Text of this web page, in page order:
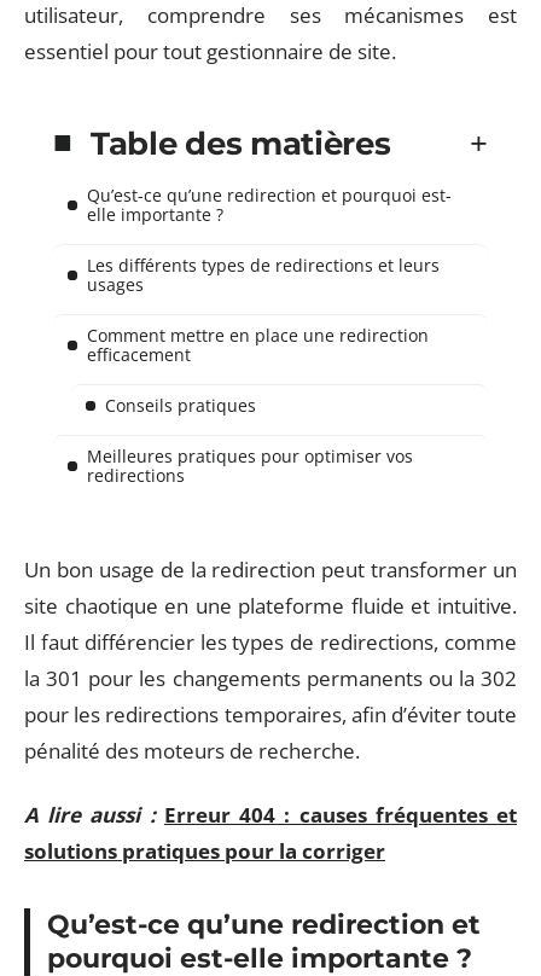
utilisateur, comprendre ses mécanismes est
essentiel pour tout gestionnaire de site.
Table des matières
Qu’est-ce qu’une redirection et pourquoi est-
elle importante ?
Les différents types de redirections et leurs
usages
Comment mettre en place une redirection
efficacement
Conseils pratiques
Meilleures pratiques pour optimiser vos
redirections
Un bon usage de la redirection peut transformer un
site chaotique en une plateforme fluide et intuitive.
Il faut différencier les types de redirections, comme
la 301 pour les changements permanents ou la 302
pour les redirections temporaires, afin d’éviter toute
pénalité des moteurs de recherche.
A lire aussi : Erreur 404 : causes fréquentes et
solutions pratiques pour la corriger
Qu’est-ce qu’une redirection et
pourquoi est-elle importante ?